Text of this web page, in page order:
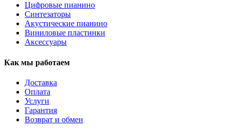
Цифровые пианино
Синтезаторы
Акустические пианино
Виниловые пластинки
Аксессуары
Как мы работаем
Доставка
Оплата
Услуги
Гарантия
Возврат и обмен